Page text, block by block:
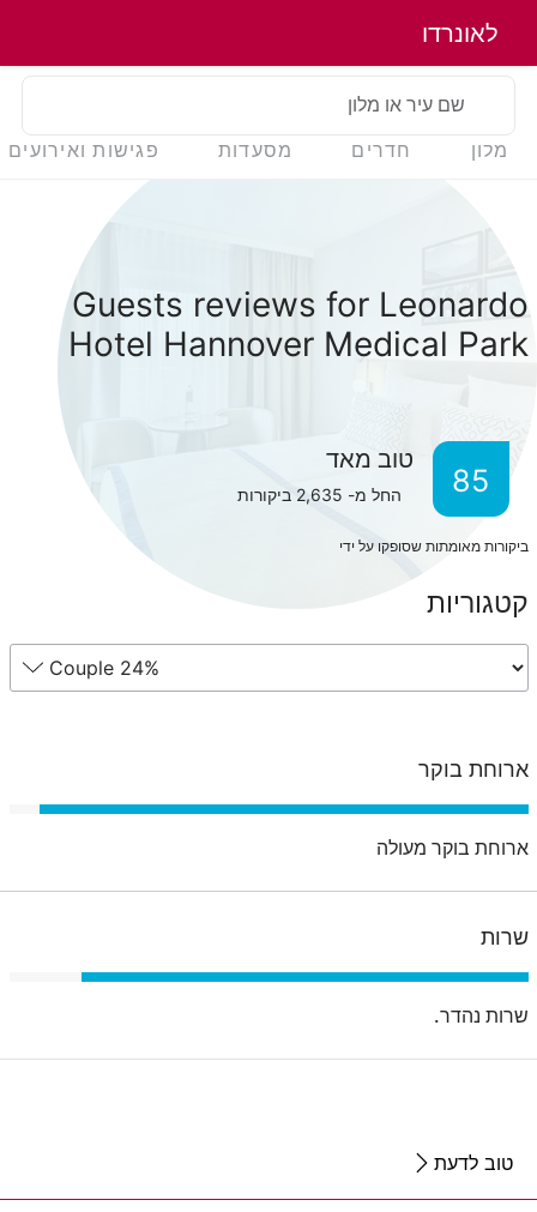
לאונרדו
שם עיר או מלון
מלון חדרים מסעדות פגישות ואירועים
Guests reviews for Leonardo
Hotel Hannover Medical Park
85
טוב מאד
החל מ- 2,635 ביקורות
ביקורות מאומתות שסופקו על ידי
קטגוריות
ארוחת בוקר
ארוחת בוקר מעולה
שרות
שרות נהדר.
טוב לדעת